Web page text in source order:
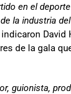
en el deporte
la industria del
indicaron David
de la gala
guionista,